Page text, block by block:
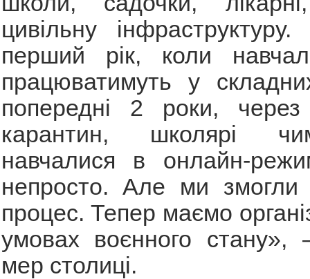
цивільну
перший рік, коли
працюватимуть у
попередні 2 роки,
карантин, школярі
навчалися в онлайн-
непросто. Але ми змогли
процес. Тепер маємо
умовах воєнного стану»,
мер столиці.